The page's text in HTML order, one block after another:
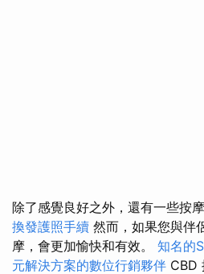
除了感覺良好之外，還有一些按
換發護照手續 然而，如果您與伴
摩，會更加愉快和有效。 知名的
元解決方案的數位行銷夥伴 CBD